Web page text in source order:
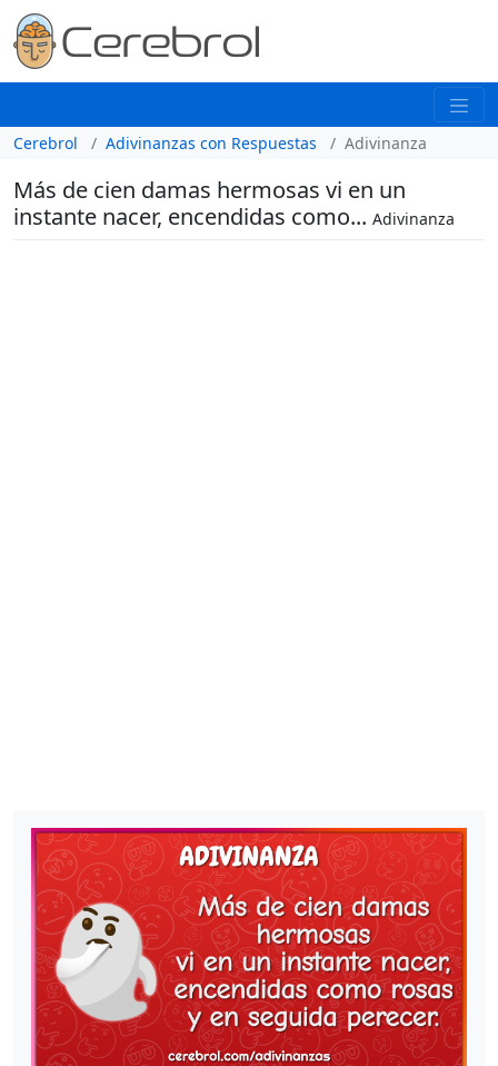
Cerebrol Adivinanzas con Respuestas Adivinanza
Más de cien damas hermosas vi en un
instante nacer, encendidas como... Adivinanza